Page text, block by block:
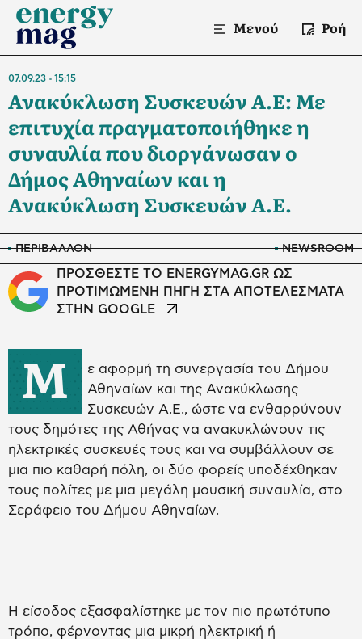
Μενού Ροή
ΠΕΡΙΒΑΛΛΟΝ NEWSROOM
07.09.23 15:15
Ανακύκλωση Συσκευών Α.Ε: Με
επιτυχία πραγματοποιήθηκε η
συναυλία που διοργάνωσαν ο
Δήμος Αθηναίων και η
Ανακύκλωση Συσκευών Α.Ε.
ΠΡΟΣΘΕΣΤΕ ΤΟ ENERGYMAG.GR ΩΣ
ΠΡΟΤΙΜΩΜΕΝΗ ΠΗΓΗ ΣΤΑ ΑΠΟΤΕΛΕΣΜΑΤΑ
ΣΤΗΝ GOOGLE
Μ
ε αφορμή τη συνεργασία του Δήμου
Αθηναίων και της Ανακύκλωσης
Συσκευών Α.Ε., ώστε να ενθαρρύνουν
τους δημότες της Αθήνας να ανακυκλώνουν τις
ηλεκτρικές συσκευές τους και να συμβάλλουν σε
μια πιο καθαρή πόλη, οι δύο φορείς υποδέχθηκαν
τους πολίτες με μια μεγάλη μουσική συναυλία, στο
Σεράφειο του Δήμου Αθηναίων.
Η είσοδος εξασφαλίστηκε με τον πιο πρωτότυπο
τρόπο, φέρνοντας μια μικρή ηλεκτρική ή